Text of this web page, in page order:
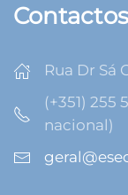
Contactos
Rua Dr Sá
(+351) 255
nacional)